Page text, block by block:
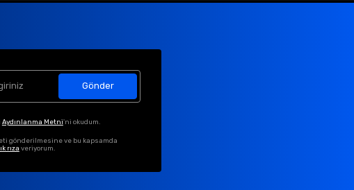
Gönder
Aydınlanma Metni'ni okudum.
gönderilmesine ve bu kapsamda
rıza veriyorum.